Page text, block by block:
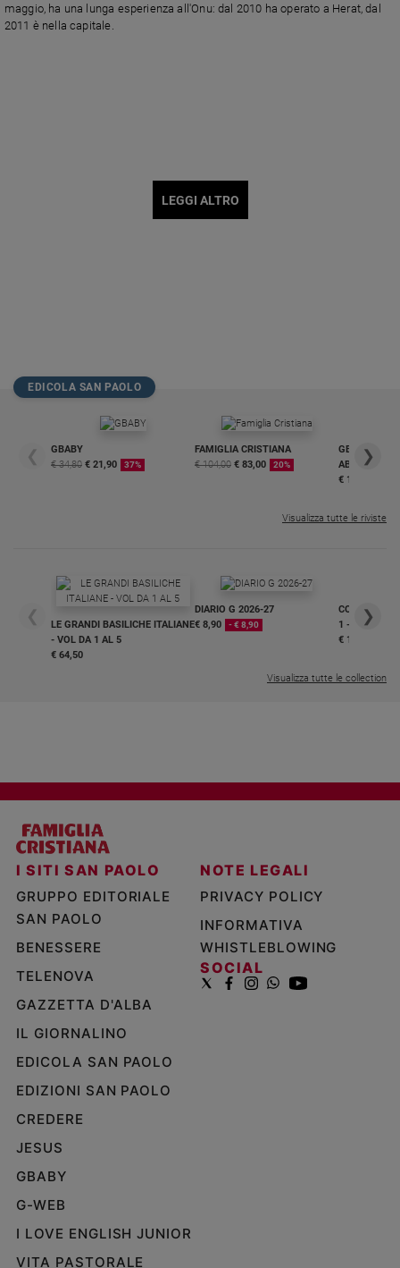
maggio, ha una lunga esperienza all'Onu: dal 2010 ha operato a Herat, dal
2011 è nella capitale.
LEGGI ALTRO
EDICOLA SAN PAOLO
❮
GBABY
€ 34,80 € 21,90 37%
FAMIGLIA CRISTIANA
€ 104,00 € 83,00 20%
GBABY
€ 16,99
❯
Visualizza tutte le riviste
❮
LE GRANDI BASILICHE ITALIANE
- VOL DA 1 AL 5
€ 64,50
DIARIO G 2026-27
€ 8,90
- € 8,90
COLLANA
1 - 2
€ 18,50
❯
Visualizza tutte le collection
I SITI SAN PAOLO
GRUPPO EDITORIALE
SAN PAOLO
BENESSERE
TELENOVA
GAZZETTA D'ALBA
IL GIORNALINO
EDICOLA SAN PAOLO
EDIZIONI SAN PAOLO
CREDERE
JESUS
GBABY
G-WEB
I LOVE ENGLISH JUNIOR
VITA PASTORALE
NOTE LEGALI
PRIVACY POLICY
INFORMATIVA
WHISTLEBLOWING
SOCIAL